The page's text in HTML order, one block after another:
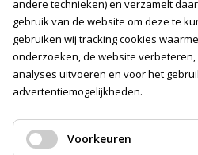
Volg ons
andere technieken) en verzamelt
gebruik van de website om deze te
gebruiken wij tracking cookies
onderzoeken, de website
analyses uitvoeren en voor het
advertentiemogelijkheden.
Voorkeuren